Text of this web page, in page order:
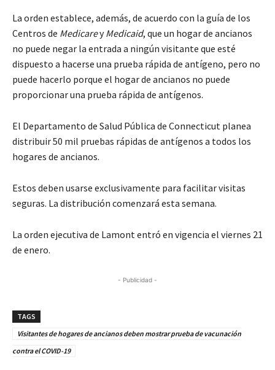
La orden establece, además, de acuerdo con la guía de los
Centros de MedicareyMedicaid, que un hogar de ancianos
no puede negar la entrada a ningún visitante que esté
dispuesto a hacerse una prueba rápida de antígeno, pero no
puede hacerlo porque el hogar de ancianos no puede
proporcionar una prueba rápida de antígenos.
El Departamento de Salud Pública de Connecticut planea
distribuir 50 mil pruebas rápidas de antígenos a todos los
hogares de ancianos.
Estos deben usarse exclusivamente para facilitar visitas
seguras. La distribución comenzará esta semana.
La orden ejecutiva de Lamont entró en vigencia el viernes 21
de enero.
- Publicidad -
TAGS
Visitantes de hogares de ancianos deben mostrar prueba de vacunación
contra el COVID-19